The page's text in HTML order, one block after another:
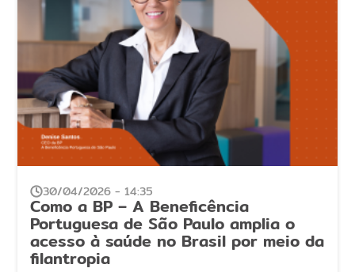
30/04/2026 - 14:35
Como a BP – A Beneficência
Portuguesa de São Paulo amplia o
acesso à saúde no Brasil por meio da
filantropia